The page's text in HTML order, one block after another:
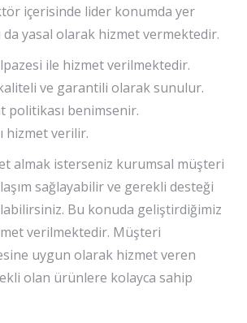
içerisinde lider konumda yer
yasal olarak hizmet vermektedir.
ile hizmet verilmektedir.
ve garantili olarak sunulur.
politikası benimsenir.
hizmet verilir.
almak isterseniz kurumsal müşteri
sağlayabilir ve gerekli desteği
Bu konuda geliştirdiğimiz
verilmektedir. Müşteri
uygun olarak hizmet veren
olan ürünlere kolayca sahip